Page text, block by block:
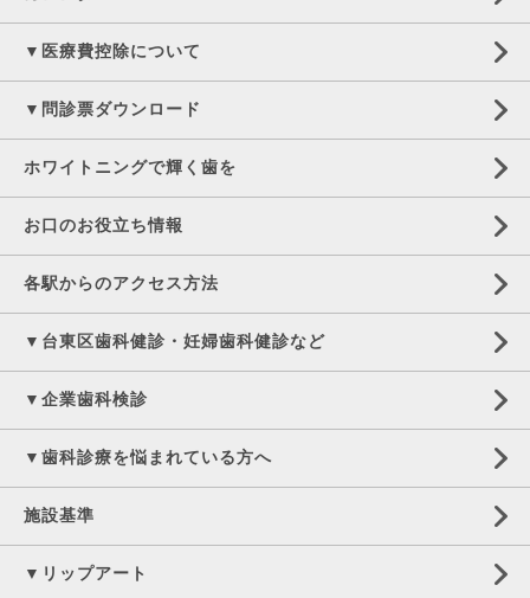
▼医療費控除について
▼問診票ダウンロード
ホワイトニングで輝く歯を
お口のお役立ち情報
各駅からのアクセス方法
▼台東区歯科健診・妊婦歯科健診など
▼企業歯科検診
▼歯科診療を悩まれている方へ
施設基準
▼リップアート